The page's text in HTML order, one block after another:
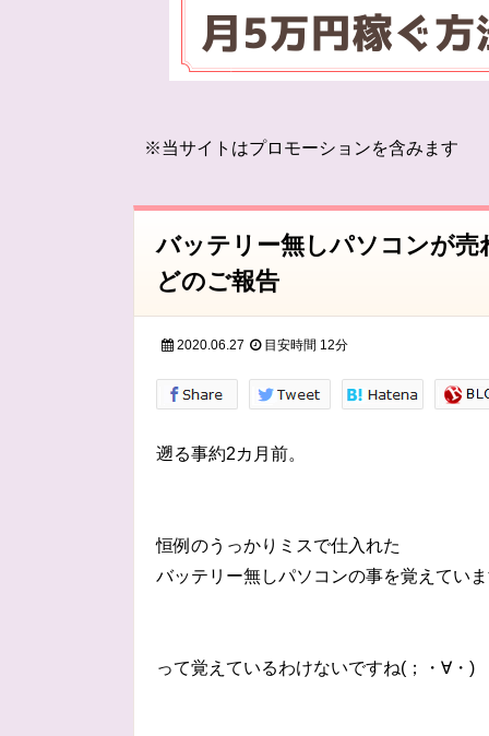
※当サイトはプロモーションを含みます
バッテリー無しパソコンが
どのご報告
2020.06.27 目安時間 12分
遡る事約2カ月前。
恒例のうっかりミスで仕入れた
バッテリー無しパソコンの事を覚えてい
って覚えているわけないですね(；・∀・)